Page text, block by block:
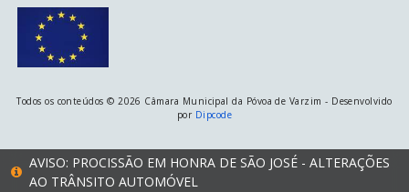
Todos os conteúdos © 2026 Câmara Municipal da Póvoa de Varzim - Desenvolvido
por Dipcode
AVISO: PROCISSÃO EM HONRA DE SÃO JOSÉ - ALTERAÇÕES
AO TRÂNSITO AUTOMÓVEL